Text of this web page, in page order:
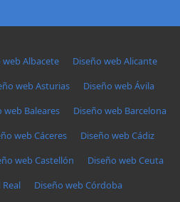
web Albacete
Diseño web Alicante
web Asturias
Diseño web Ávila
web Baleares
Diseño web Barcelona
web Cáceres
Diseño web Cádiz
web Castellón
Diseño web Ceuta
Diseño web Córdoba